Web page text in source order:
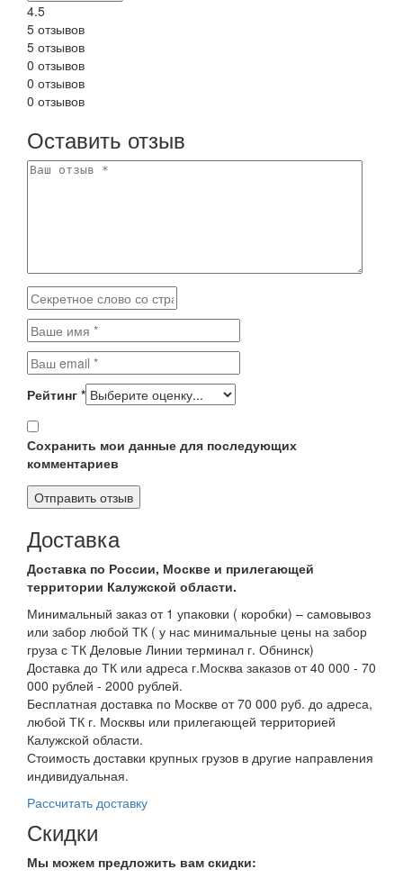
4.5
5 отзывов
5 отзывов
0 отзывов
0 отзывов
0 отзывов
Оставить отзыв
Рейтинг *
Сохранить мои данные для последующих
комментариев
Доставка
Доставка по России, Москве и прилегающей
территории Калужской области.
Минимальный заказ от 1 упаковки ( коробки) – самовывоз
или забор любой ТК ( у нас минимальные цены на забор
груза с ТК Деловые Линии терминал г. Обнинск)
Доставка до ТК или адреса г.Москва заказов от 40 000 - 70
000 рублей - 2000 рублей.
Бесплатная доставка по Москве от 70 000 руб. до адреса,
любой ТК г. Москвы или прилегающей территорией
Калужской области.
Стоимость доставки крупных грузов в другие направления
индивидуальная.
Рассчитать доставку
Скидки
Мы можем предложить вам скидки: